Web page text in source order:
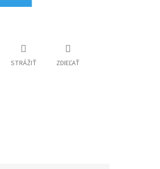
STRÁŽIŤ ZDIEĽAŤ